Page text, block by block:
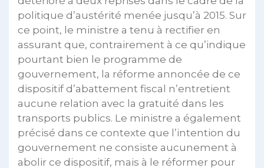
politique d’austérité menée jusqu’à 2015. Sur
ce point, le ministre a tenu à rectifier en
assurant que, contrairement à ce qu’indique
pourtant bien le programme de
gouvernement, la réforme annoncée de ce
dispositif d’abattement fiscal n’entretient
aucune relation avec la gratuité dans les
transports publics. Le ministre a également
précisé dans ce contexte que l’intention du
gouvernement ne consiste aucunement à
abolir ce dispositif, mais à le réformer pour